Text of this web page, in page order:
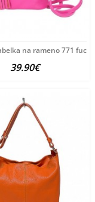
in na rameno 771
39.90€